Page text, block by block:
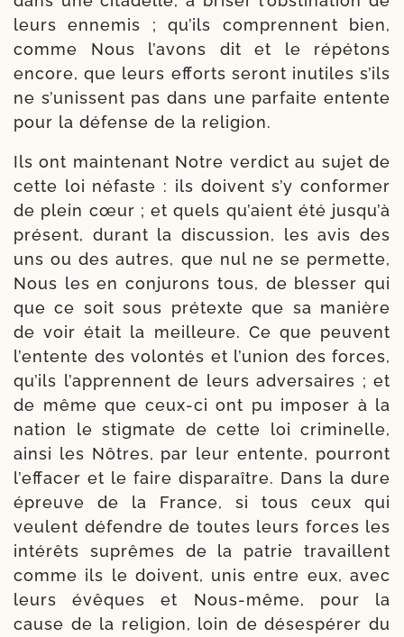
leurs enne­mis ; qu’ils com­prennent bien,
comme Nous l’avons dit et le répé­tons
encore, que leurs efforts seront inutiles s’ils
ne s’unissent pas dans une par­faite entente
pour la défense de la religion.
Ils ont main­te­nant Notre ver­dict au sujet de
cette loi néfaste : ils doivent s’y confor­mer
de plein cœur ; et quels qu’aient été jusqu’à
pré­sent, durant la dis­cus­sion, les avis des
uns ou des autres, que nul ne se per­mette,
Nous les en conju­rons tous, de bles­ser qui
que ce soit sous pré­texte que sa manière
de voir était la meilleure. Ce que peuvent
l’entente des volon­tés et l’union des forces,
qu’ils l’apprennent de leurs adver­saires ; et
de même que ceux-​ci ont pu impo­ser à la
nation le stig­mate de cette loi cri­mi­nelle,
ain­si les Nôtres, par leur entente, pour­ront
l’effacer et le faire dis­pa­raître. Dans la dure
épreuve de la France, si tous ceux qui
veulent défendre de toutes leurs forces les
inté­rêts suprêmes de la patrie tra­vaillent
comme ils le doivent, unis entre eux, avec
leurs évêques et Nous-​même, pour la
cause de la reli­gion, loin de déses­pé­rer du